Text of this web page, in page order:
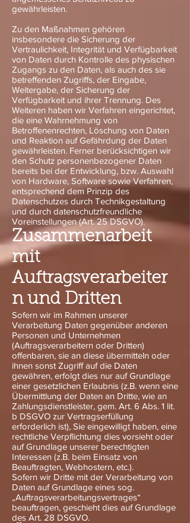
gewährleisten.
Zu den Maßnahmen gehören
insbesondere die Sicherung der
Vertraulichkeit, Integrität und Verfügbarkeit
von Daten durch Kontrolle des physischen
Zugangs zu den Daten, als auch des sie
betreffenden Zugriffs, der Eingabe,
Weitergabe, der Sicherung der
Verfügbarkeit und ihrer Trennung. Des
Weiteren haben wir Verfahren eingerichtet,
die eine Wahrnehmung von
Betroffenenrechten, Löschung von Daten
und Reaktion auf Gefährdung der Daten
gewährleisten. Ferner berücksichtigen wir
den Schutz personenbezogener Daten
bereits bei der Entwicklung, bzw. Auswahl
von Hardware, Software sowie Verfahren,
entsprechend dem Prinzip des
Datenschutzes durch Technikgestaltung
und durch datenschutzfreundliche
Voreinstellungen (Art. 25 DSGVO).
Zusammenarbeit
mit
Auftragsverarbeiter
n und Dritten
Sofern wir im Rahmen unserer
Verarbeitung Daten gegenüber anderen
Personen und Unternehmen
(Auftragsverarbeitern oder Dritten)
offenbaren, sie an diese übermitteln oder
ihnen sonst Zugriff auf die Daten
gewähren, erfolgt dies nur auf Grundlage
einer gesetzlichen Erlaubnis (z.B. wenn eine
Übermittlung der Daten an Dritte, wie an
Zahlungsdienstleister, gem. Art. 6 Abs. 1 lit.
b DSGVO zur Vertragserfüllung
erforderlich ist), Sie eingewilligt haben, eine
rechtliche Verpflichtung dies vorsieht oder
auf Grundlage unserer berechtigten
Interessen (z.B. beim Einsatz von
Beauftragten, Webhostern, etc.).
Sofern wir Dritte mit der Verarbeitung von
Daten auf Grundlage eines sog.
„Auftragsverarbeitungsvertrages“
beauftragen, geschieht dies auf Grundlage
des Art. 28 DSGVO.